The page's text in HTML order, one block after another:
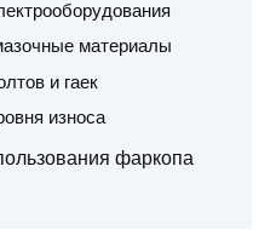
материалы
и гаек
износа
фаркопа